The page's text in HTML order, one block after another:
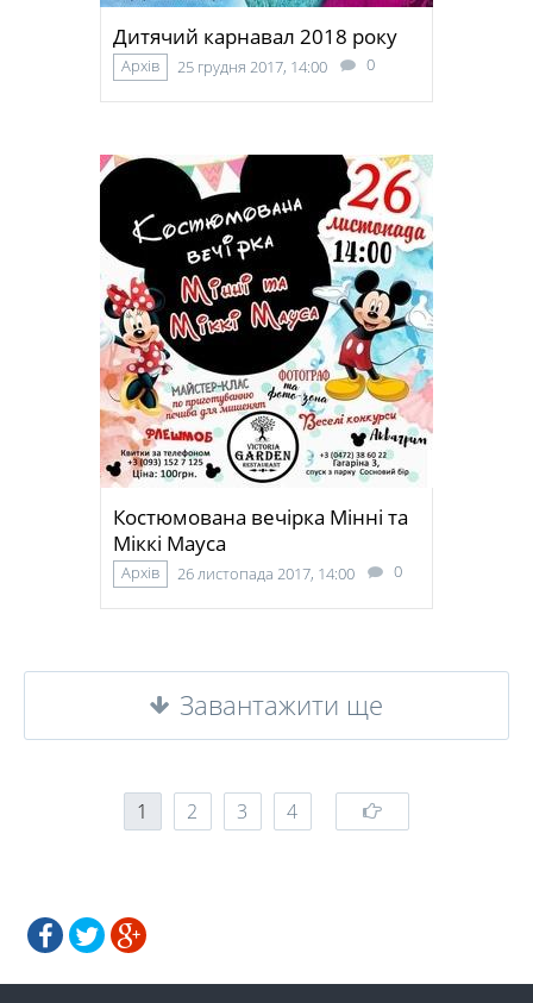
Дитячий карнавал 2018 року
Архів 25 грудня 2017, 14:00 0
Костюмована вечірка Мінні та
Міккі Мауса
Архів 26 листопада 2017, 14:00 0
Завантажити ще
1 2 3 4